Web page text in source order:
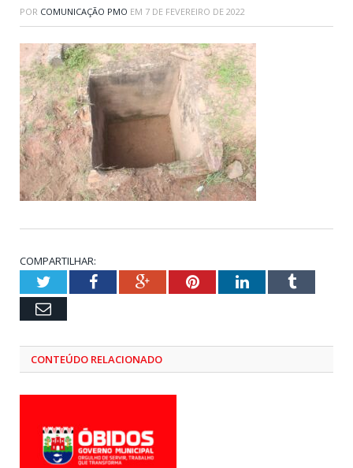
POR COMUNICAÇÃO PMO EM 7 DE FEVEREIRO DE 2022
COMPARTILHAR:
TwitterFacebookGoogle+PinterestLinkedInTumblr
Email
CONTEÚDO RELACIONADO